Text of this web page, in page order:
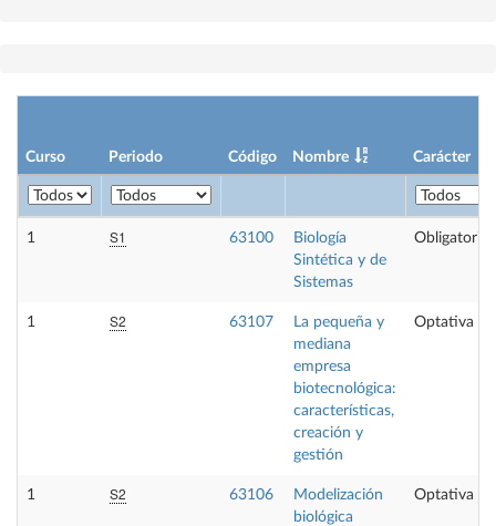
Curso Periodo Código Nombre Carácter
1 S1 63100
Biología
Sintética y de
Sistemas
Obligatoria
1 S2 63107
La pequeña y
mediana
empresa
biotecnológica:
características,
creación y
gestión
Optativa
1 S2 63106
Modelización
biológica
Optativa